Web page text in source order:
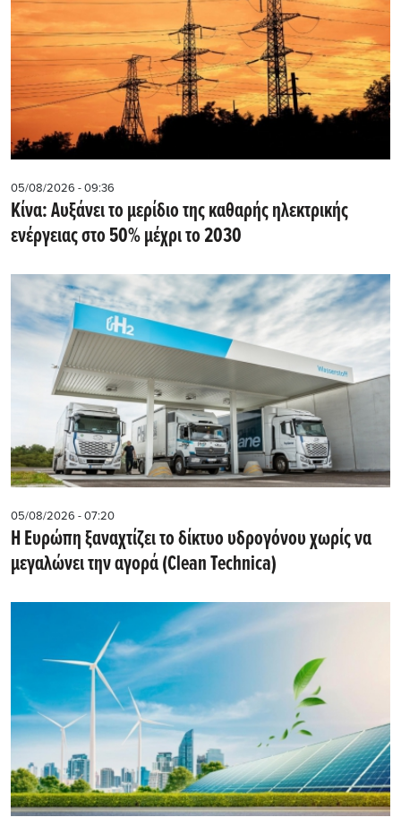
05/08/2026 - 09:36
Κίνα: Αυξάνει το μερίδιο της καθαρής ηλεκτρικής
ενέργειας στο 50% μέχρι το 2030
05/08/2026 - 07:20
Η Ευρώπη ξαναχτίζει το δίκτυο υδρογόνου χωρίς να
μεγαλώνει την αγορά (Clean Technica)